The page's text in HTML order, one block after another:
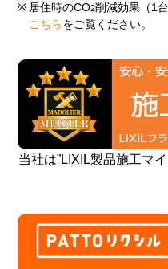
※ 居住時のCO2削減効果（1
こちら をご覧ください。
当社は”LIXIL製品施工マ